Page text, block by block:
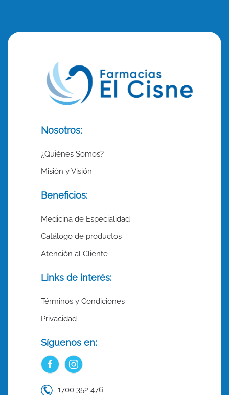
Nosotros:
¿Quiénes Somos?
Misión y Visión
Beneficios:
Medicina de Especialidad
Catálogo de productos
Atención al Cliente
Links de interés:
Términos y Condiciones
Privacidad
Síguenos en:
1700 352 476